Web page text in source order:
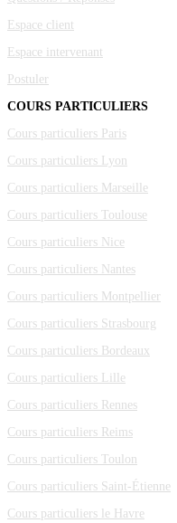
Espace client
Espace intervenant
Postuler
COURS PARTICULIERS
Cours particuliers Paris
Cours particuliers Lyon
Cours particuliers Marseille
Cours particuliers Toulouse
Cours particuliers Nice
Cours particuliers Nantes
Cours particuliers Montpellier
Cours particuliers Strasbourg
Cours particuliers Bordeaux
Cours particuliers Lille
Cours particuliers Rennes
Cours particuliers Reims
Cours particuliers Toulon
Cours particuliers Saint-Étienne
Cours particuliers le Havre